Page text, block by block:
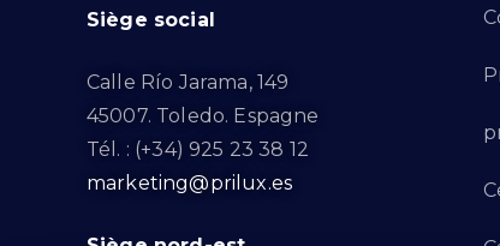
Siège social
Calle Río Jarama, 149
45007. Toledo. Espagne
Tél. : (+34) 925 23 38 12
marketing@prilux.es